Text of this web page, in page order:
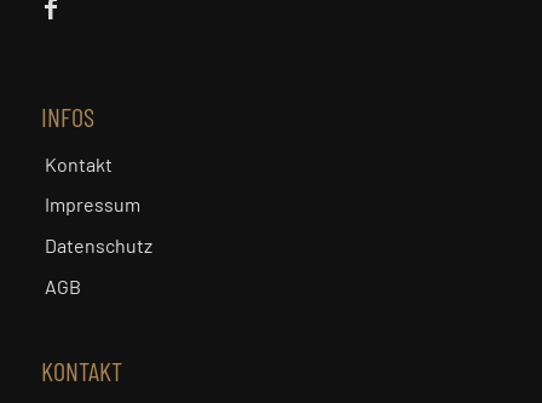
INFOS
Kontakt
Impressum
Datenschutz
AGB
KONTAKT